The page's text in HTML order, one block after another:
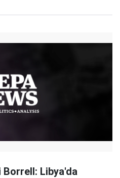
Libya'da